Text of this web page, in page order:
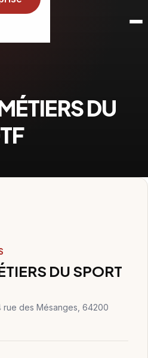
DU
DU SPORT
rue des Mésanges, 64200